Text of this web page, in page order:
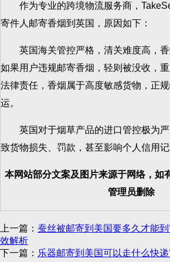
作为专业的跨境物流服务商，
寄件人邮寄香烟到英国，原因如下：
英国海关管控严格，清关难度高，香
如果用户违规邮寄香烟，轻则被没收，
法律责任，香烟属于高度敏感货物，正
运。
英国对于烟草产品的进口管控极为严
致货物损失、罚款，甚至影响个人信用记
本网站部分文案及图片来源于网络，如
管理员删除
上一篇： 蚕丝被邮寄到美国要多久才能
效解析
下一篇： 乐器邮寄到美国可以走什么快